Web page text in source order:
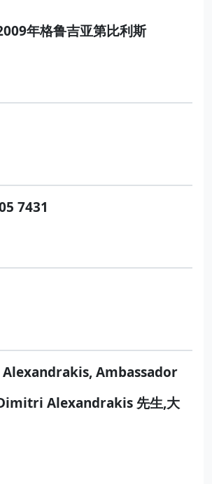
年格鲁吉亚第比利斯
7431
Ambassador
Dimitri Alexandrakis 先生,大